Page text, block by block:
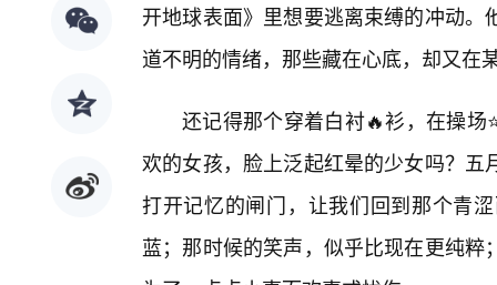
开地球表面》里想要逃离束缚的冲动
道不明的情绪，那些藏在心底，却又在
还记得那个穿着白衬🔥衫，在操场
欢的女孩，脸上泛起红晕的少女吗？
打开记忆的闸门，让我们回到那个青
蓝；那时候的笑声，似乎比现在更纯